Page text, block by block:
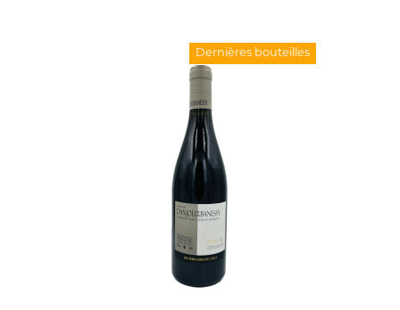
Dernières bouteilles